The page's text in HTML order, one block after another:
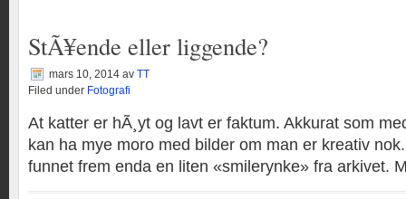
StÃ¥ende eller liggende?
mars 10, 2014 av TT
Filed under Fotografi
At katter er hÃ¸yt og lavt er faktum. Akkurat som
kan ha mye moro med bilder om man er kreativ
funnet frem enda en liten «smilerynke» fra arkivet.